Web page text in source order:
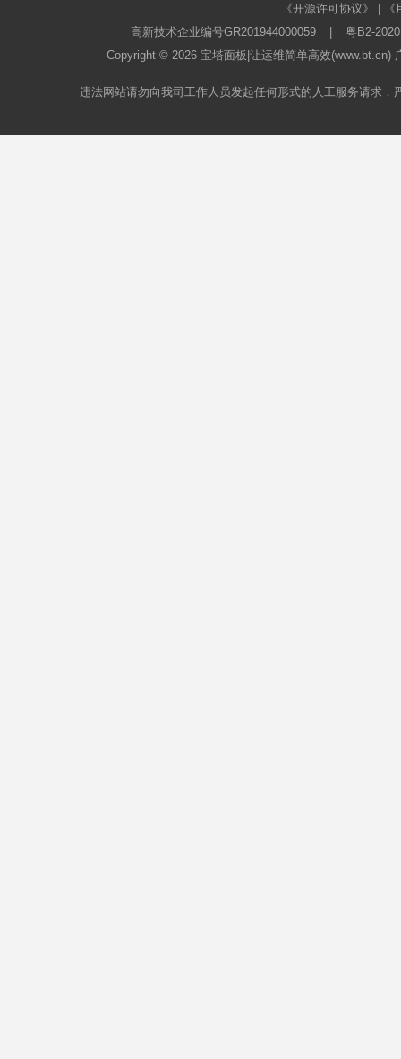
《开源许可协议》
高新技术企业编号GR201944000059
粤B2-
Copyright © 2026 宝塔面板 |让运维简单高效
违法网站请勿向我司工作人员发起任何形式的人工服务请求，